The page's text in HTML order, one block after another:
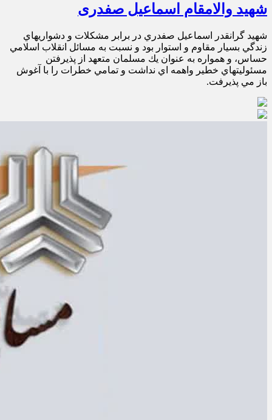
شهید والامقام اسماعیل صفدری
شهيد گرانقدر اسماعيل صفدري در برابر مشكلات و دشواريهاي
زندگي بسيار مقاوم و استوار بود و نسبت به مسائل انقلاب اسلامي
حساس، و همواره به عنوان يك مسلمان متعهد از پذيرفتن
مسئوليتهاي خطير واهمه اي نداشت و تمامي خطرات را با آغوش
باز مي پذيرفت.